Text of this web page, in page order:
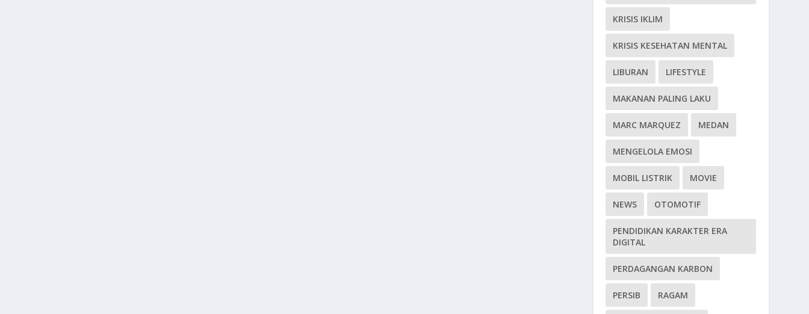
KRISIS IKLIM
KRISIS KESEHATAN MENTAL
LIBURAN LIFESTYLE
MAKANAN PALING LAKU
MARC MARQUEZ MEDAN
MENGELOLA EMOSI
MOBIL LISTRIK MOVIE
NEWS OTOMOTIF
PENDIDIKAN KARAKTER ERA
DIGITAL
PERDAGANGAN KARBON
PERSIB RAGAM